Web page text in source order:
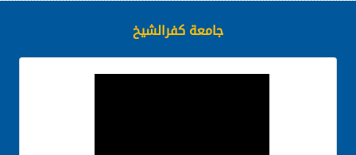
جامعة كفرالشيخ